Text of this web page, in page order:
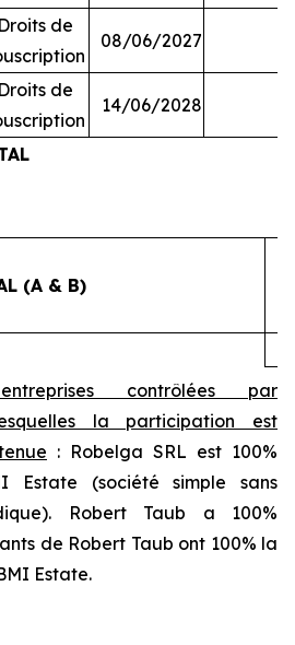
Droits de
08/06/2027
Droits de
14/06/2028
(A & B)
contrôlées par
la participation est
: Robelga SRL est 100%
Estate (société simple sans
Robert Taub a 100%
de Robert Taub ont 100% la
Estate.